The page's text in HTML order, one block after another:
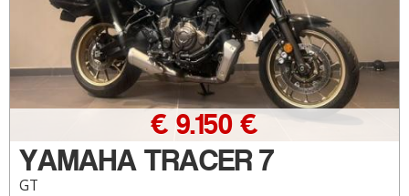
YAMAHA TRACER 7
GT
€ 9.150 €